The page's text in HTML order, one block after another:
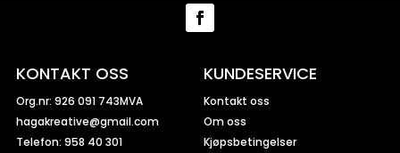
KONTAKT OSS
Org.nr: 926 091 743MVA
hagakreative@gmail.com
Telefon: 958 40 301
KUNDESERVICE
Kontakt oss
Om oss
Kjøpsbetingelser